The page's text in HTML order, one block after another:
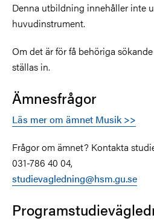
Denna utbildning innehåller inte
huvudinstrument.
Om det är för få behöriga
ställas in.
Ämnesfrågor
Läs mer om ämnet Musik >>
Frågor om ämnet? Kontakta
031-786 40 04,
studievagledning@hsm.gu.se